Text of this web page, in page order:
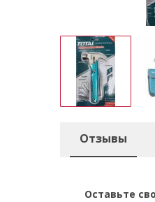
Отзывы
Оставьте